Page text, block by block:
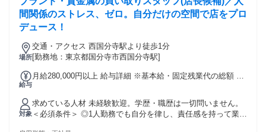
間関係のストレス、ゼロ。自分だけの空間で店をプロ
デュース！
場所
交通・アクセス 西国分寺駅より徒歩1分
[勤務地：東京都国分寺市西国分寺駅]
給与
月給280,000円以上 給与詳細 ※基本給・固定残業代の総額 基
5092円（固定残業時間：1ヶ月あたり42時間） 固定残業時間
を超えた勤務時間については別途残業代を支給する 【一律手
当】 全員に一律で支払われる通勤・皆勤・家族手当金額：な
し 全員に一律で支払われるその他手当金額：なし ＜頑張り
対象
求めている人材 未経験歓迎。学歴・職歴は一切問いません。
＜必須条件＞ ◎1人勤務でも自分を律し、責任感を持って業務